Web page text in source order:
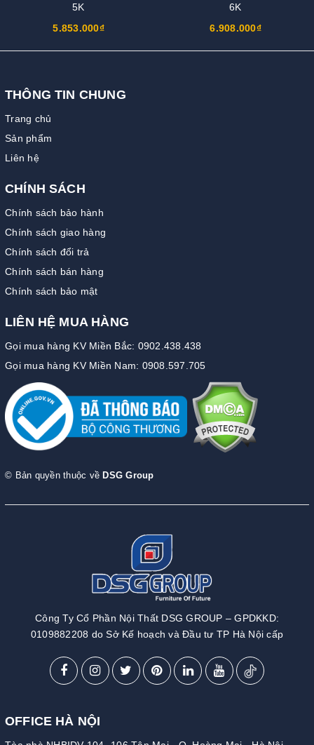
5K
5.853.000₫
6K
6.908.000₫
THÔNG TIN CHUNG
Trang chủ
Sản phẩm
Liên hệ
CHÍNH SÁCH
Chính sách bảo hành
Chính sách giao hàng
Chính sách đổi trả
Chính sách bán hàng
Chính sách bảo mật
LIÊN HỆ MUA HÀNG
Gọi mua hàng KV Miền Bắc: 0902.438.438
Gọi mua hàng KV Miền Nam: 0908.597.705
© Bản quyền thuộc về DSG Group
Công Ty Cổ Phần Nội Thất DSG GROUP – GPDKKD:
0109882208 do Sở Kế hoạch và Đầu tư TP Hà Nội cấp
OFFICE HÀ NỘI